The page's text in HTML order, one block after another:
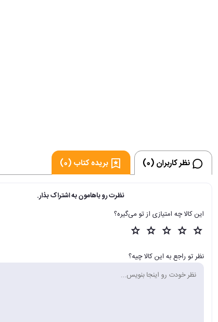
نظر کاربران (0) بریده کتاب (0)
نظرت رو باهامون به اشتراک بذار.
این کالا چه امتیازی از تو می‌گیره؟
نظر تو راجع به این کالا چیه؟